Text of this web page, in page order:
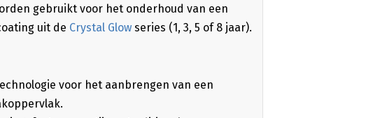
gebruikt voor het onderhoud van een
uit de Crystal Glowseries (1, 3, 5 of 8 jaar).
voor het aanbrengen van een